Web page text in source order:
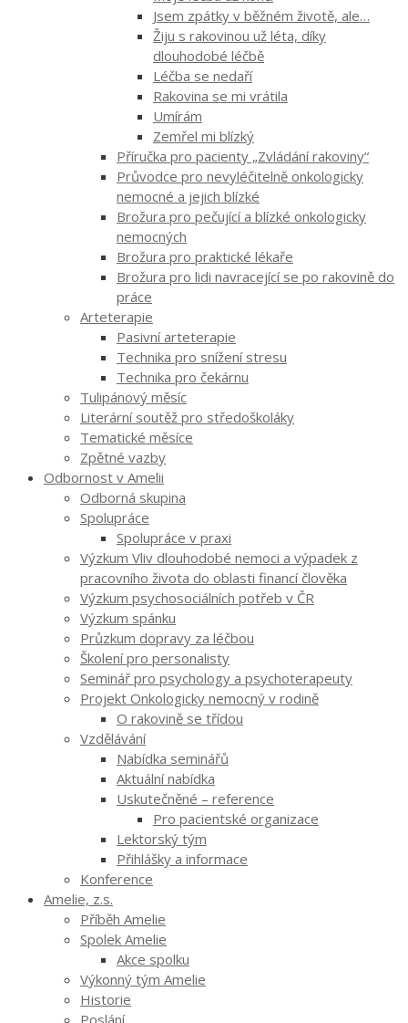
Jsem zpátky v běžném životě, ale…
Žiju s rakovinou už léta, díky
dlouhodobé léčbě
Léčba se nedaří
Rakovina se mi vrátila
Umírám
Zemřel mi blízký
Příručka pro pacienty „Zvládání rakoviny“
Průvodce pro nevyléčitelně onkologicky
nemocné a jejich blízké
Brožura pro pečující a blízké onkologicky
nemocných
Brožura pro praktické lékaře
Brožura pro lidi navracející se po rakovině do
práce
Arteterapie
Pasivní arteterapie
Technika pro snížení stresu
Technika pro čekárnu
Tulipánový měsíc
Literární soutěž pro středoškoláky
Tematické měsíce
Zpětné vazby
Odbornost v Amelii
Odborná skupina
Spolupráce
Spolupráce v praxi
Výzkum Vliv dlouhodobé nemoci a výpadek z
pracovního života do oblasti financí člověka
Výzkum psychosociálních potřeb v ČR
Výzkum spánku
Průzkum dopravy za léčbou
Školení pro personalisty
Seminář pro psychology a psychoterapeuty
Projekt Onkologicky nemocný v rodině
O rakovině se třídou
Vzdělávání
Nabídka seminářů
Aktuální nabídka
Uskutečněné – reference
Pro pacientské organizace
Lektorský tým
Přihlášky a informace
Konference
Amelie, z.s.
Příběh Amelie
Spolek Amelie
Akce spolku
Výkonný tým Amelie
Historie
Poslání